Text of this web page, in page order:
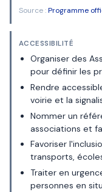
Source :Programme
ACCESSIBILITÉ
Organiser des
pour définir les
Rendre
voirie et la
Nommer un
associations et
Favoriser
transports,
Traiter en
personnes en